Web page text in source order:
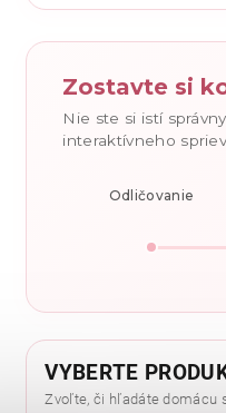
Zostavte si
Nie ste si istí
interaktívneho
Odličovanie
VYBERTE
Zvoľte, či hľadáte domácu